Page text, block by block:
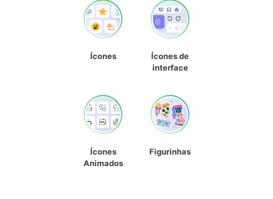
Ícones
Ícones de
interface
Ícones
Animados
Figurinhas